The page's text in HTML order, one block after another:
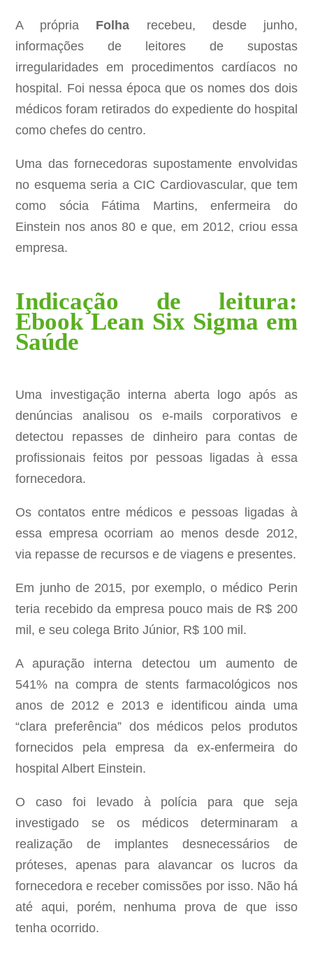
A própria Folha recebeu, desde junho,
informações de leitores de supostas
irregularidades em procedimentos cardíacos no
hospital. Foi nessa época que os nomes dos dois
médicos foram retirados do expediente do hospital
como chefes do centro.
Uma das fornecedoras supostamente envolvidas
no esquema seria a CIC Cardiovascular, que tem
como sócia Fátima Martins, enfermeira do
Einstein nos anos 80 e que, em 2012, criou essa
empresa.
Indicação de leitura:
Ebook Lean Six Sigma em
Saúde
Uma investigação interna aberta logo após as
denúncias analisou os e-mails corporativos e
detectou repasses de dinheiro para contas de
profissionais feitos por pessoas ligadas à essa
fornecedora.
Os contatos entre médicos e pessoas ligadas à
essa empresa ocorriam ao menos desde 2012,
via repasse de recursos e de viagens e presentes.
Em junho de 2015, por exemplo, o médico Perin
teria recebido da empresa pouco mais de R$ 200
mil, e seu colega Brito Júnior, R$ 100 mil.
A apuração interna detectou um aumento de
541% na compra de stents farmacológicos nos
anos de 2012 e 2013 e identificou ainda uma
“clara preferência” dos médicos pelos produtos
fornecidos pela empresa da ex-enfermeira do
hospital Albert Einstein.
O caso foi levado à polícia para que seja
investigado se os médicos determinaram a
realização de implantes desnecessários de
próteses, apenas para alavancar os lucros da
fornecedora e receber comissões por isso. Não há
até aqui, porém, nenhuma prova de que isso
tenha ocorrido.